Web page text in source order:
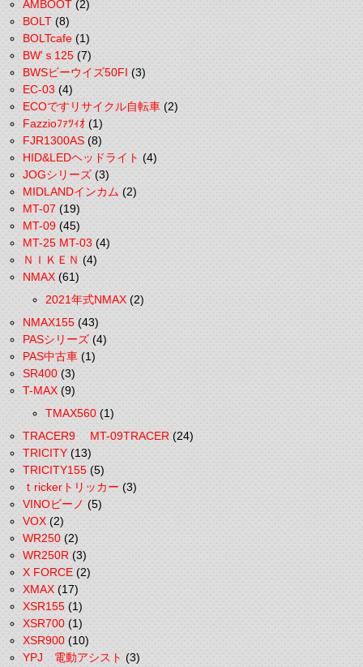
AMBOOT(2)
BOLT(8)
BOLTcafe(1)
BW'ｓ125(7)
BWSビーウイズ50FI(3)
EC-03(4)
ECOですリサイクル自転車(2)
Fazzioﾌｧﾂｨｵ(1)
FJR1300AS(8)
HID&LEDヘッドライト(4)
JOGシリーズ(3)
MIDLANDインカム(2)
MT-07(19)
MT-09(45)
MT-25 MT-03(4)
ＮＩＫＥＮ(4)
NMAX(61)
2021年式NMAX(2)
NMAX155(43)
PASシリーズ(4)
PAS中古車(1)
SR400(3)
T-MAX(9)
TMAX560(1)
TRACER9 MT-09TRACER(24)
TRICITY(13)
TRICITY155(5)
ｔrickerトリッカー(3)
VINOビーノ(5)
VOX(2)
WR250(2)
WR250R(3)
X FORCE(2)
XMAX(17)
XSR155(1)
XSR700(1)
XSR900(10)
YPJ 電動アシスト(3)